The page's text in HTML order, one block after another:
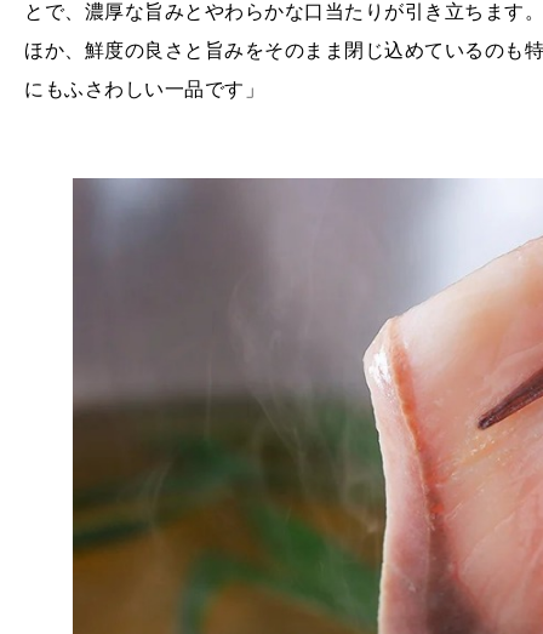
とで、濃厚な旨みとやわらかな口当たりが引き立ちます
ほか、鮮度の良さと旨みをそのまま閉じ込めているのも
にもふさわしい一品です」